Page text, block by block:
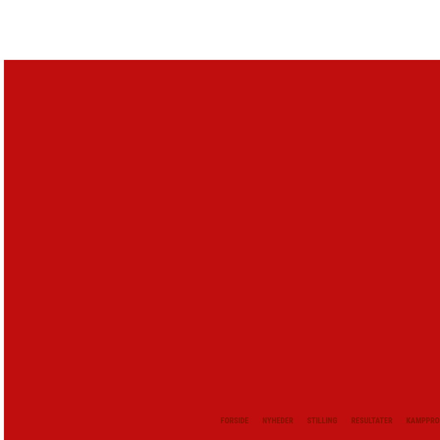
FORSIDE NYHEDER STILLING RESULTATER